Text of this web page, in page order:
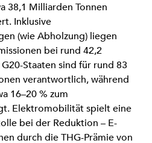
38,1 Milliarden Tonnen
Inklusive
(wie Abholzung) liegen
bei rund 42,2
Staaten sind für rund 83
verantwortlich, während
16–20 % zum
Elektromobilität spielt eine
bei der Reduktion – E-
durch die THG-Prämie von